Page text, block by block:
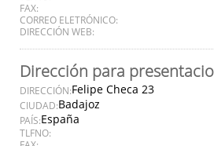
FAX:
CORREO ELETRÓNICO:
DIRECCIÓN WEB:
Dirección para
DIRECCIÓN:Felipe Checa 23
CIUDAD:Badajoz
PAÍS:España
TLFNO: